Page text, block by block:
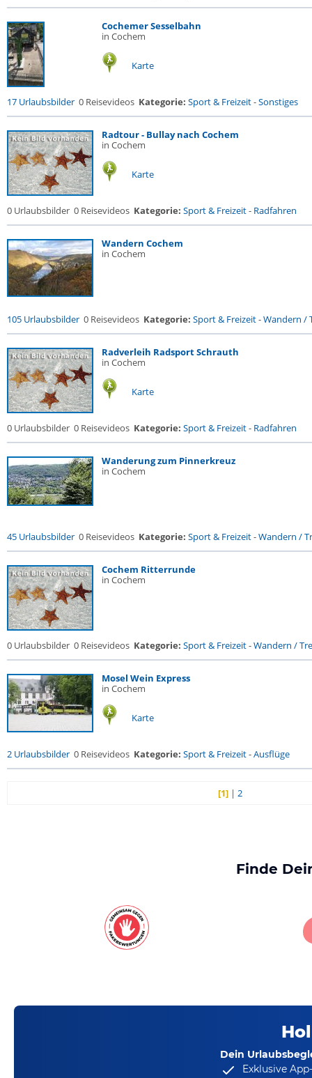
Cochemer Sesselbahn
in Cochem
Karte
17 Urlaubsbilder 0 Reisevideos Kategorie: Sport & Freizeit-Sonstiges
Radtour - Bullay nach Cochem
in Cochem
Karte
0 Urlaubsbilder 0 Reisevideos Kategorie: Sport & Freizeit- Radfahren
Wandern Cochem
in Cochem
105 Urlaubsbilder 0 Reisevideos Kategorie: Sport & Freizeit-Wandern /
Radverleih Radsport Schrauth
in Cochem
Karte
0 Urlaubsbilder 0 Reisevideos Kategorie: Sport & Freizeit- Radfahren
Wanderung zum Pinnerkreuz
in Cochem
45 Urlaubsbilder 0 Reisevideos Kategorie: Sport & Freizeit-Wandern /
Cochem Ritterrunde
in Cochem
0 Urlaubsbilder 0 Reisevideos Kategorie: Sport & Freizeit-Wandern /
Mosel Wein Express
in Cochem
Karte
2 Urlaubsbilder 0 Reisevideos Kategorie: Sport & Freizeit-Ausflüge
[1] |2
Finde
Dein
Exklusive